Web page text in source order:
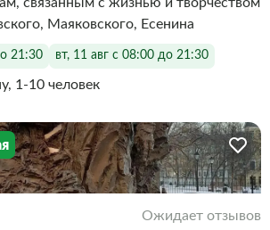
Маяковского, Есенина
21:30 вт, 11 авг с 08:00 до 21:30
1-10 человек
Ожидает отзывов